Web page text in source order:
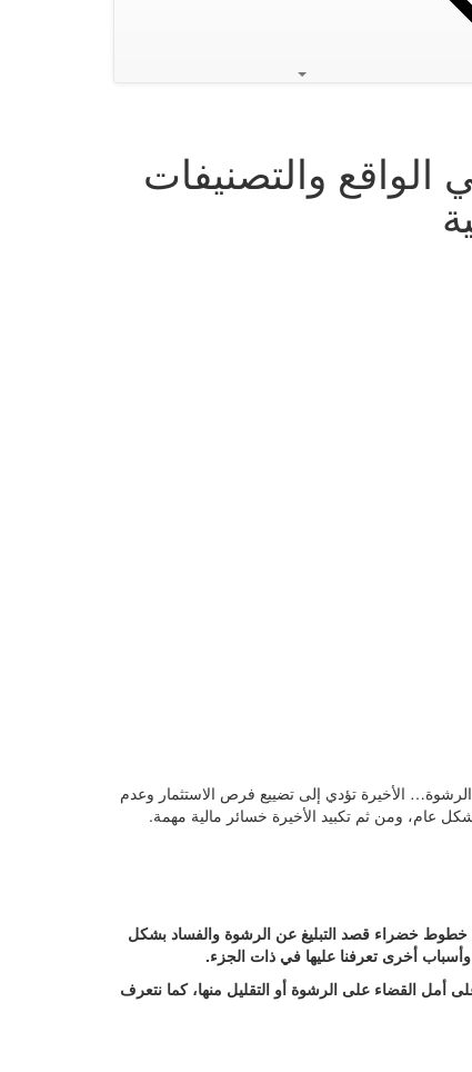
والتصنيفات
الأخيرة تؤدي إلى تضييع فرص الاستثمار وعدم
عام، ومن ثم تكبيد الأخيرة خسائر مالية مهمة.
خطوط خضراء قصد التبليغ عن الرشوة والفساد بشكل
أخرى تعرفنا عليها في ذات الجزء.
أمل القضاء على الرشوة أو التقليل منها، كما نتعرف